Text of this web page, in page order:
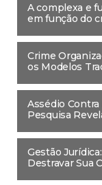
A complexa e
em função do
Crime
os Modelos
Assédio
Pesquisa
Gestão
Destravar Sua